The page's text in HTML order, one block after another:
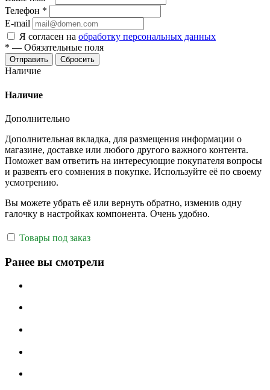
Телефон *
E-mail
Я согласен на обработку персональных данных
* — Обязательные поля
Отправить Сбросить
Наличие
Наличие
Дополнительно
Дополнительная вкладка, для размещения информации о
магазине, доставке или любого другого важного контента.
Поможет вам ответить на интересующие покупателя вопросы
и развеять его сомнения в покупке. Используйте её по своему
усмотрению.
Вы можете убрать её или вернуть обратно, изменив одну
галочку в настройках компонента. Очень удобно.
Товары под заказ
Ранее вы смотрели